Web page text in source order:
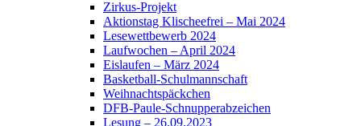
Zirkus-Projekt
Aktionstag Klischeefrei – Mai 2024
Lesewettbewerb 2024
Laufwochen – April 2024
Eislaufen – März 2024
Basketball-Schulmannschaft
Weihnachtspäckchen
DFB-Paule-Schnupperabzeichen
Lesung – 26.09.2023